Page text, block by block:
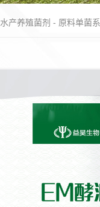
水产养殖菌剂 - 原料单菌